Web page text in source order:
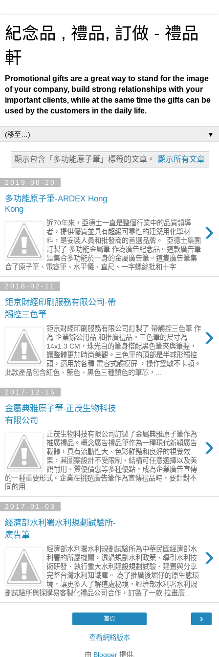
紀念品 , 禮品, 訂做 - 禮品
軒
Promotional gifts are a great way to stand for the image
of your company, build strong relationships with your
important clients, while at the same time the gifts can be
used by the customers in the daily life.
▼
顯示包含「多功能原子筆」 標籤的文章。 顯示所有文章
2019-08-20
多功能原子筆-ARDEX Hong
Kong
›
近70年來，亞德士一直是整個行業中的品質領導
者，提供優質並具有超級可靠性的建築用化學材
料，是安裝人員和批發商的首選品牌。 ​ 亞德士集團
訂製了 多功能金屬筆 作為廣告紀念品。這款廣告筆
是集合多功能於一身的金屬廣告筆。這隻廣告筆集
合了原子筆、電容筆、水平儀、直尺、一字螺絲批和十字...
2018-02-11
鉅京財經印刷服務有限公司-帶
觸控三色筆
›
鉅京財經印刷服務有限公司訂製了 帶觸控三色筆 作
為 企業辦公用品 和推廣禮品。三色筆的尺寸為
14x1.3 CM，珠光白的筆身搭配黑色筆夾與筆握，
讓整體更加時尚美觀。三色筆的頂部是半球形觸控
頭，適用於各種 電容式觸摸屏 ，操作靈敏不卡頓。
此款產品包含紅色、藍色、黑色三種顏色的筆芯，...
2017-12-15
金屬典雅原子筆-正茂生物科技
有限公司
›
正茂生物科技有限公司訂製了金屬典雅原子筆作為
推廣禮品。概念廣告禮品筆作為一種現代新穎廣告
載體，具有流動性大、色彩鮮豔和良好的視覺效
果，其圖案設計不受限制、結構可任意選擇以及美
觀耐用、質優價惠等多種優點，成為企業廣告宣傳
的一種重要形式。企業在挑選廣告筆作為宣傳禮品時，要針對不
同的用...
2017-01-03
經濟部水利署水利規劃試驗所-
廣告筆
›
經濟部水利署水利規劃試驗所為中華民國經濟部水
利署的所屬機關，透過規劃水利政策、導引水利技
術研發、執行重大水利建設規劃試驗、建置與分享
完整台灣水利知識庫。 為了推廣後堀仔的原生態環
境，讓更多人了解這處秘境，經濟部水利署水利規
劃試驗所與採購易客製化禮品公司合作，訂製了一款 拉畫廣...
›
首頁
查看網絡版本
由 Blogger提供.